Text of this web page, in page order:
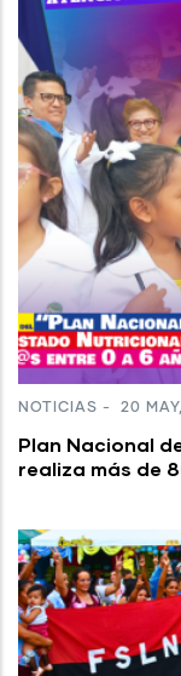
NOTICIAS - 20
Plan Nacional
realiza más de